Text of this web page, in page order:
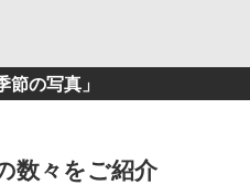
の写真」
数々をご紹介